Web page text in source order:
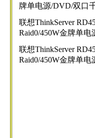
牌单电源/DVD/双
联想ThinkServer
Raid0/450W金牌单
联想ThinkServer
Raid0/450W金牌单